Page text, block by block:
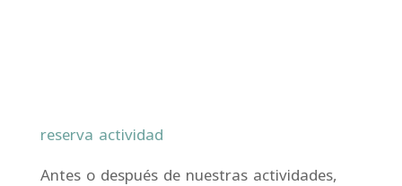
reserva actividad
Antes o después de nuestras actividades,